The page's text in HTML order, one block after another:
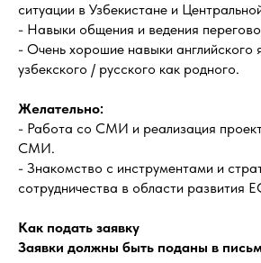
ситуации в Узбекистане и
- Навыки общения и ведения
- Очень хорошие навыки английского
узбекского / русского как родного.
Желательно:
- Работа со СМИ и реализация
СМИ.
- Знакомство с инструментами и
сотрудничества в области развития
Как подать заявку
Заявки должны быть поданы в